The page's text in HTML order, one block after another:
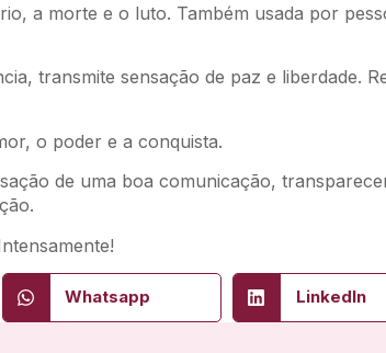
a morte e o luto. Também usada por
transmite sensação de paz e liberdade.
o poder e a conquista.
de uma boa comunicação,
Whatsapp LinkedIn